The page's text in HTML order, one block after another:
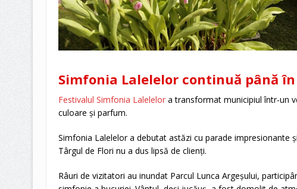
Simfonia Lalelelor continuă până
Festivalul Simfonia Lalelelora transformat municipiul într-un
culoare și parfum.
Simfonia Lalelelor a debutat astăzi cu parade impresionante
Târgul de Flori nu a dus lipsă de clienți.
Râuri de vizitatori au inundat Parcul Lunca Argeșului,